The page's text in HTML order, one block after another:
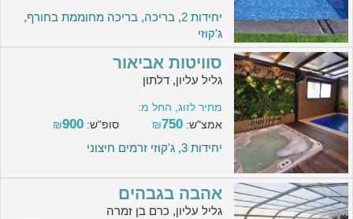
יחידות 2, בריכה, בריכה מחוממת בחורף,
ג'קוזי
סוויטות אביאור
גליל עליון, דלתון
מחיר לזוג, החל מ:
אמצ"ש:
₪750 סופ"ש: ₪900
יחידות 3, ג'קוזי זרמים חיצוני
אהבה בגבהים
גליל עליון, כרם בן זמרה